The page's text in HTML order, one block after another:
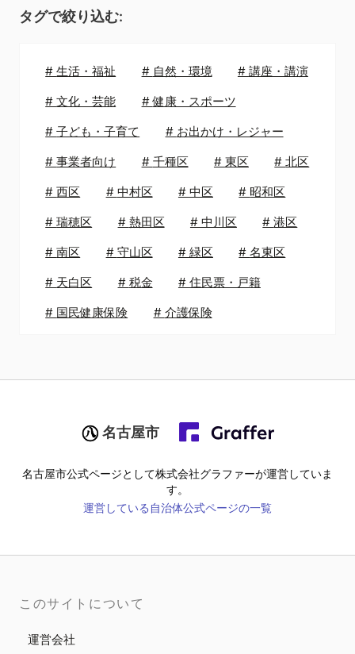
タグで絞り込む:
#生活・福祉 # 自然・環境 # 講座・講演
#文化・芸能 #健康・スポーツ
#子ども・子育て # お出かけ・レジャー
#事業者向け # 千種区 # 東区 #北区
#西区 # 中村区 # 中区 # 昭和区
#瑞穂区 # 熱田区 # 中川区 #港区
#南区 # 守山区 # 緑区 #名東区
# 天白区 # 税金 # 住民票・戸籍
# 国民健康保険 # 介護保険
名古屋市
名古屋市公式ページとして株式会社グラファーが運営していま
す。
運営している自治体公式ページの一覧
このサイトについて
運営会社